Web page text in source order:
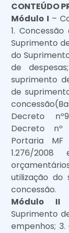
CONTEÚDO
Módulo I –
1.
Suprimento
do
de
suprimento
de
Decreto
Decreto nº
Portaria MF
1.276/
utilização do
concessão.
Módulo II
Suprimento
empenhos; 3.